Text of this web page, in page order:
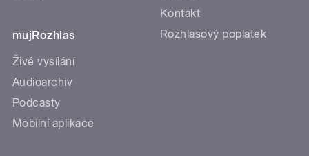
mujRozhlas
Živé vysílání
Audioarchiv
Podcasty
Mobilní aplikace
Kontakt
Rozhlasový poplatek